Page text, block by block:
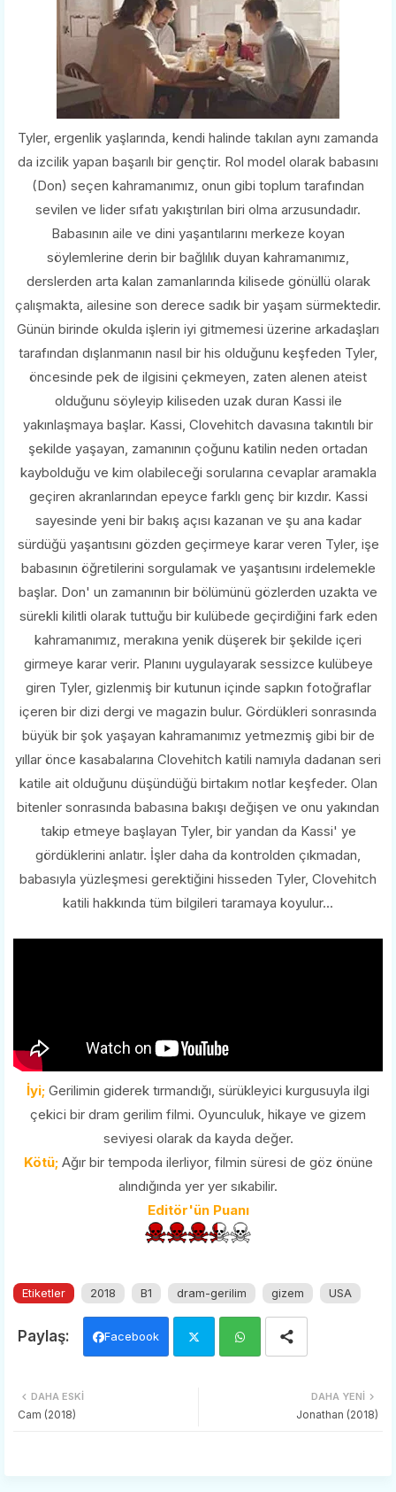
Tyler, ergenlik yaşlarında, kendi halinde takılan aynı zamanda
da izcilik yapan başarılı bir gençtir. Rol model olarak babasını
(Don) seçen kahramanımız, onun gibi toplum tarafından
sevilen ve lider sıfatı yakıştırılan biri olma arzusundadır.
Babasının aile ve dini yaşantılarını merkeze koyan
söylemlerine derin bir bağlılık duyan kahramanımız,
derslerden arta kalan zamanlarında kilisede gönüllü olarak
çalışmakta, ailesine son derece sadık bir yaşam sürmektedir.
Günün birinde okulda işlerin iyi gitmemesi üzerine arkadaşları
tarafından dışlanmanın nasıl bir his olduğunu keşfeden Tyler,
öncesinde pek de ilgisini çekmeyen, zaten alenen ateist
olduğunu söyleyip kiliseden uzak duran Kassi ile
yakınlaşmaya başlar. Kassi, Clovehitch davasına takıntılı bir
şekilde yaşayan, zamanının çoğunu katilin neden ortadan
kaybolduğu ve kim olabileceği sorularına cevaplar aramakla
geçiren akranlarından epeyce farklı genç bir kızdır. Kassi
sayesinde yeni bir bakış açısı kazanan ve şu ana kadar
sürdüğü yaşantısını gözden geçirmeye karar veren Tyler, işe
babasının öğretilerini sorgulamak ve yaşantısını irdelemekle
başlar. Don' un zamanının bir bölümünü gözlerden uzakta ve
sürekli kilitli olarak tuttuğu bir kulübede geçirdiğini fark eden
kahramanımız, merakına yenik düşerek bir şekilde içeri
girmeye karar verir. Planını uygulayarak sessizce kulübeye
giren Tyler, gizlenmiş bir kutunun içinde sapkın fotoğraflar
içeren bir dizi dergi ve magazin bulur. Gördükleri sonrasında
büyük bir şok yaşayan kahramanımız yetmezmiş gibi bir de
yıllar önce kasabalarına Clovehitch katili namıyla dadanan seri
katile ait olduğunu düşündüğü birtakım notlar keşfeder. Olan
bitenler sonrasında babasına bakışı değişen ve onu yakından
takip etmeye başlayan Tyler, bir yandan da Kassi' ye
gördüklerini anlatır. İşler daha da kontrolden çıkmadan,
babasıyla yüzleşmesi gerektiğini hisseden Tyler, Clovehitch
katili hakkında tüm bilgileri taramaya koyulur...
İyi; Gerilimin giderek tırmandığı, sürükleyici kurgusuyla ilgi
çekici bir dram gerilim filmi. Oyunculuk, hikaye ve gizem
seviyesi olarak da kayda değer.
Kötü;Ağır bir tempoda ilerliyor, filmin süresi de göz önüne
alındığında yer yer sıkabilir.
Editör'ün Puanı
Etiketler 2018 B1 dram-gerilim gizem USA
Facebook
DAHA YENI
Jonathan (2018)
DAHA ESKI
Cam (2018)